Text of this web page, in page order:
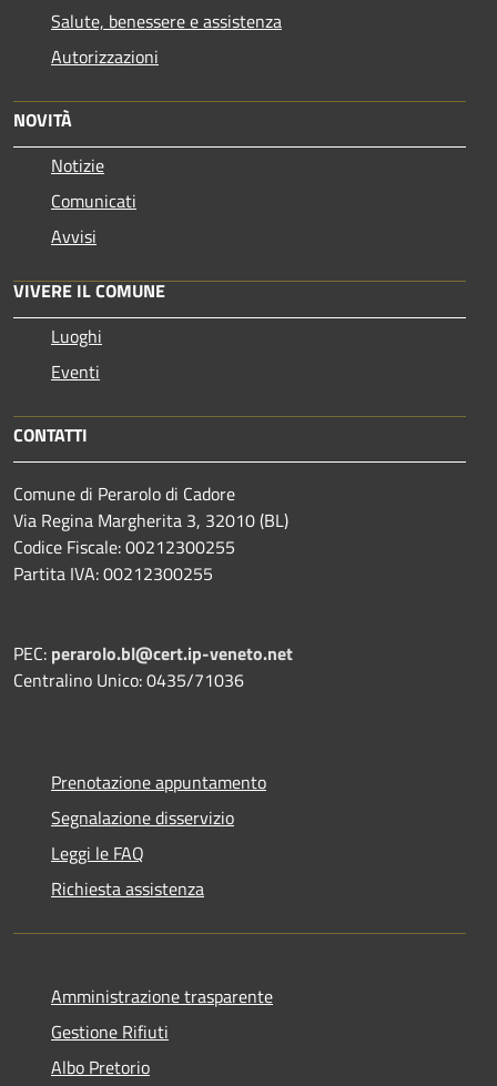
Salute, benessere e assistenza
Autorizzazioni
NOVITÀ
Notizie
Comunicati
Avvisi
VIVERE IL COMUNE
Luoghi
Eventi
CONTATTI
Comune di Perarolo di Cadore
Via Regina Margherita 3, 32010 (BL)
Codice Fiscale: 00212300255
Partita IVA: 00212300255
PEC: perarolo.bl@cert.ip-veneto.net
Centralino Unico: 0435/71036
Prenotazione appuntamento
Segnalazione disservizio
Leggi le FAQ
Richiesta assistenza
Amministrazione trasparente
Gestione Rifiuti
Albo Pretorio